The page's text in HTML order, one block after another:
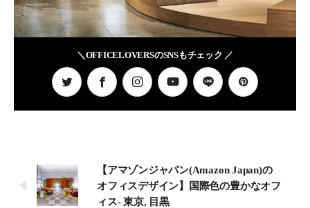
＼OFFICELOVERSのSNSもチェック ／
【アマゾンジャパン(Amazon Japan)の
オフィスデザイン】国際色の豊かなオフ
ィス- 東京, 目黒